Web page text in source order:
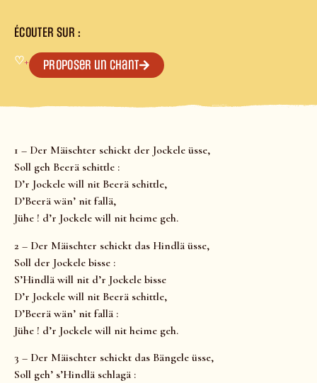
ÉCOUTER SUR :
♡+ Proposer un chant
1 – Der Mäischter schickt der Jockele üsse,
Soll geh Beerä schittle :
D’r Jockele will nit Beerä schittle,
D’Beerä wän’ nit fallä,
Jühe ! d’r Jockele will nit heime geh.
2 – Der Mäischter schickt das Hindlä üsse,
Soll der Jockele bisse :
S’Hindlä will nit d’r Jockele bisse
D’r Jockele will nit Beerä schittle,
D’Beerä wän’ nit fallä :
Jühe ! d’r Jockele will nit heime geh.
3 – Der Mäischter schickt das Bängele üsse,
Soll geh’ s’Hindlä schlagä :